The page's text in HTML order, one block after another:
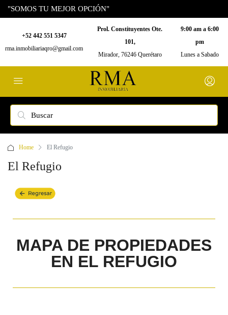
"SOMOS TU MEJOR OPCIÓN"
+52 442 551 5347
rma.inmobiliariaqro@gmail.com
Prol. Constituyentes Ote.
101,
Mirador, 76246 Querétaro
9:00 am a 6:00
pm
Lunes a Sabado
Home El Refugio
El Refugio
MAPA DE PROPIEDADES
EN EL REFUGIO